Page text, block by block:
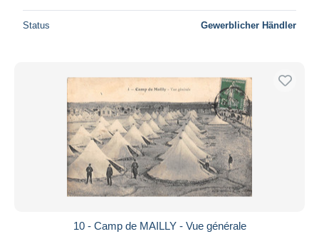
Status Gewerblicher Händler
10 - Camp de MAILLY - Vue générale